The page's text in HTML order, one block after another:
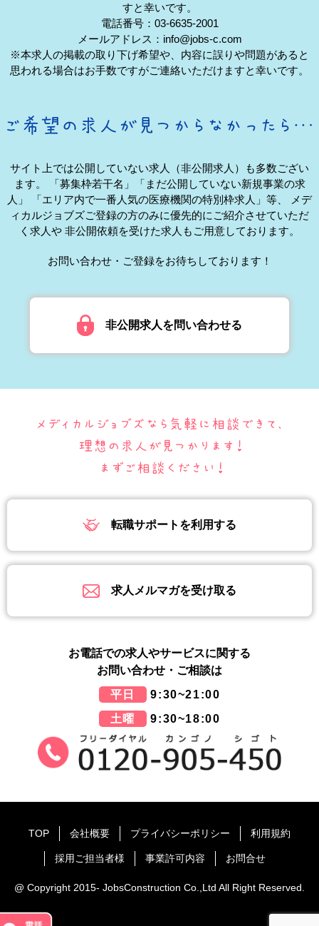
すと幸いです。
電話番号：03-6635-2001
メールアドレス：info@jobs-c.com
※本求人の掲載の取り下げ希望や、内容に誤りや問題があると
思われる場合はお手数ですがご連絡いただけますと幸いです。
サイト上では公開していない求人（非公開求人）も多数ござい
ます。
「募集枠若干名」「まだ公開していない新規事業の求
人」
「エリア内で一番人気の医療機関の特別枠求人」等、
メデ
ィカルジョブズご登録の方のみに優先的にご紹介させていただ
く求人や 非公開依頼を受けた求人もご用意しております。
お問い合わせ・ご登録をお待ちしております！
非公開求人を問い合わせる
転職サポートを利用する
求人メルマガを受け取る
お電話での求人やサービスに関する
お問い合わせ・ご相談は
平日
9:30~21:00
土曜
9:30~18:00
TOP 会社概要 プライバシーポリシー 利用規約
採用ご担当者様 事業許可内容 お問合せ
@ Copyright 2015- JobsConstruction Co.,Ltd All Right Reserved.